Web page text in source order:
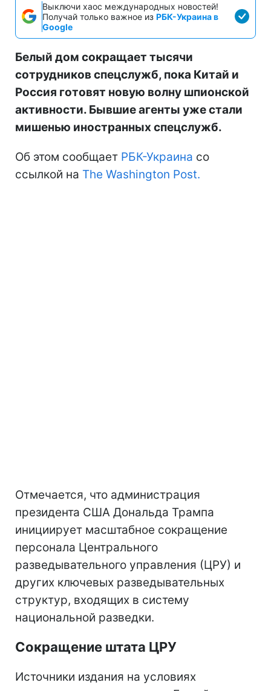
Выключи хаос международных новостей!
Получай только важное из РБК-Украина в
Google
Белый дом сокращает тысячи
сотрудников спецслужб, пока Китай и
Россия готовят новую волну шпионской
активности. Бывшие агенты уже стали
мишенью иностранных спецслужб.
Об этом сообщает РБК-Украина со
ссылкой на The Washington Post.
Отмечается, что администрация
президента США Дональда Трампа
инициирует масштабное сокращение
персонала Центрального
разведывательного управления (ЦРУ) и
других ключевых разведывательных
структур, входящих в систему
национальной разведки.
Сокращение штата ЦРУ
Источники издания на условиях